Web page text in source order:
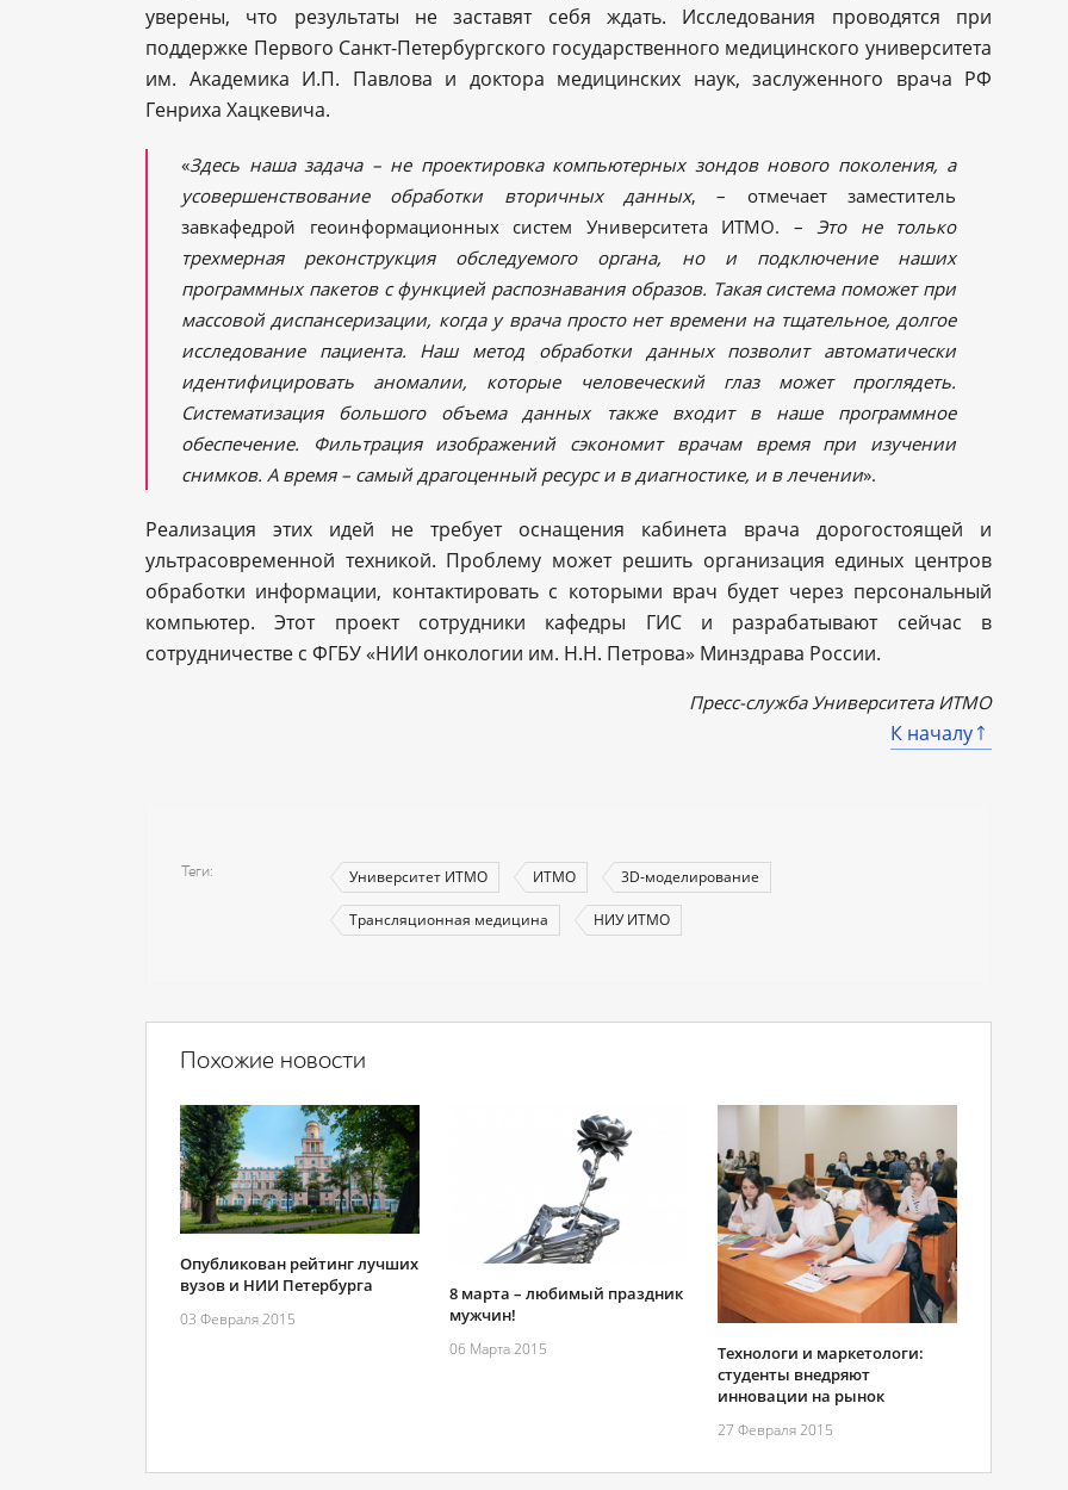
уверены, что результаты не заставят себя ждать. Исследования проводятся при
поддержке Первого Санкт-Петербургского государственного медицинского университета
им. Академика И.П. Павлова и доктора медицинских наук, заслуженного врача РФ
Генриха Хацкевича.
«Здесь наша задача – не проектировка компьютерных зондов нового поколения, а
усовершенствование обработки вторичных данных, – отмечает заместитель
завкафедрой геоинформационных систем Университета ИТМО. – Это не только
трехмерная реконструкция обследуемого органа, но и подключение наших
программных пакетов с функцией распознавания образов. Такая система поможет при
массовой диспансеризации, когда у врача просто нет времени на тщательное, долгое
исследование пациента. Наш метод обработки данных позволит автоматически
идентифицировать аномалии, которые человеческий глаз может проглядеть.
Систематизация большого объема данных также входит в наше программное
обеспечение. Фильтрация изображений сэкономит врачам время при изучении
снимков. А время – самый драгоценный ресурс и в диагностике, и в лечении».
Реализация этих идей не требует оснащения кабинета врача дорогостоящей и
ультрасовременной техникой. Проблему может решить организация единых центров
обработки информации, контактировать с которыми врач будет через персональный
компьютер. Этот проект сотрудники кафедры ГИС и разрабатывают сейчас в
сотрудничестве с ФГБУ «НИИ онкологии им. Н.Н. Петрова» Минздрава России.
Пресс-служба Университета ИТМО
К началу
Теги Университет ИТМО ИТМО 3D-моделирование
Трансляционная медицина НИУ ИТМО
Похожие новости
Опубликован рейтинг лучших
вузов и НИИ Петербурга
03 Февраля 2015
8 марта – любимый праздник
мужчин!
06 Марта 2015
Технологи и маркетологи:
студенты внедряют
инновации на рынок
27 Февраля 2015